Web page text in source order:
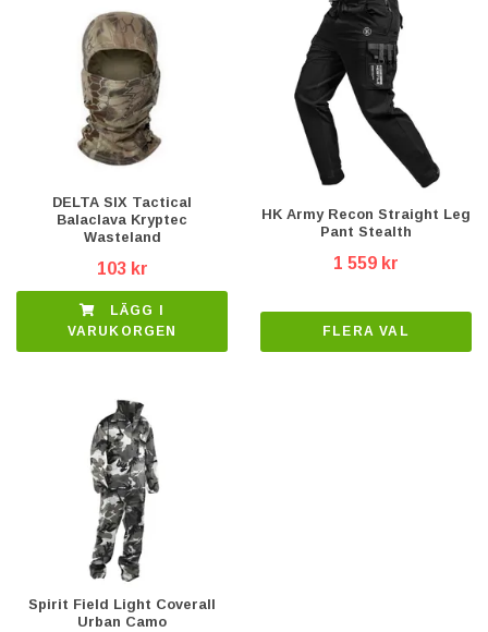
DELTA SIX Tactical
Balaclava Kryptec
Wasteland
103 kr
VARUKORGEN
HK Army Recon Straight Leg
Pant Stealth
1 559 kr
FLERA VAL
Spirit Field Light Coverall
Urban Camo